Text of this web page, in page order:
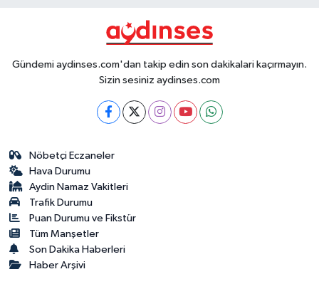
Gündemi aydinses.com'dan takip edin son dakikalari kaçırmayın.
Sizin sesiniz aydinses.com
Nöbetçi Eczaneler
Hava Durumu
Aydin Namaz Vakitleri
Trafik Durumu
Puan Durumu ve Fikstür
Tüm Manşetler
Son Dakika Haberleri
Haber Arşivi